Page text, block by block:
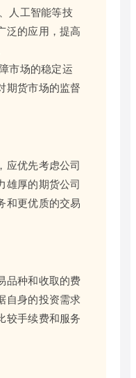
人工智能等技
泛的应用，提高
市场的稳定运
期货市场的监督
应优先考虑公司
雄厚的期货公司
和更优质的交易
品种和收取的费
自身的投资需求
较手续费和服务